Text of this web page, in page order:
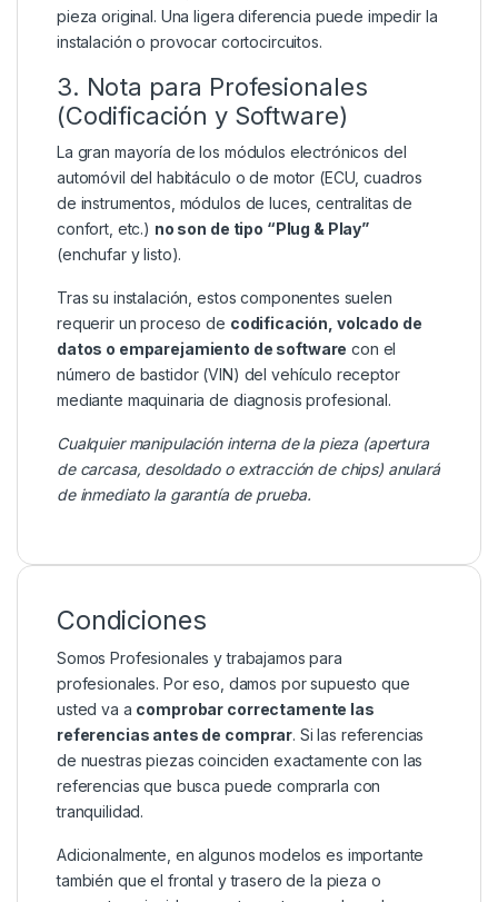
pieza original. Una ligera diferencia puede impedir la
instalación o provocar cortocircuitos.
3. Nota para Profesionales
(Codificación y Software)
La gran mayoría de los módulos electrónicos del
automóvil del habitáculo o de motor (ECU, cuadros
de instrumentos, módulos de luces, centralitas de
confort, etc.) no son de tipo “Plug & Play”
(enchufar y listo).
Tras su instalación, estos componentes suelen
requerir un proceso de codificación, volcado de
datos o emparejamiento de software con el
número de bastidor (VIN) del vehículo receptor
mediante maquinaria de diagnosis profesional.
Cualquier manipulación interna de la pieza (apertura
de carcasa, desoldado o extracción de chips) anulará
de inmediato la garantía de prueba.
Condiciones
Somos Profesionales y trabajamos para
profesionales. Por eso, damos por supuesto que
usted va a comprobar correctamente las
referencias antes de comprar. Si las referencias
de nuestras piezas coinciden exactamente con las
referencias que busca puede comprarla con
tranquilidad.
Adicionalmente, en algunos modelos es importante
también que el frontal y trasero de la pieza o